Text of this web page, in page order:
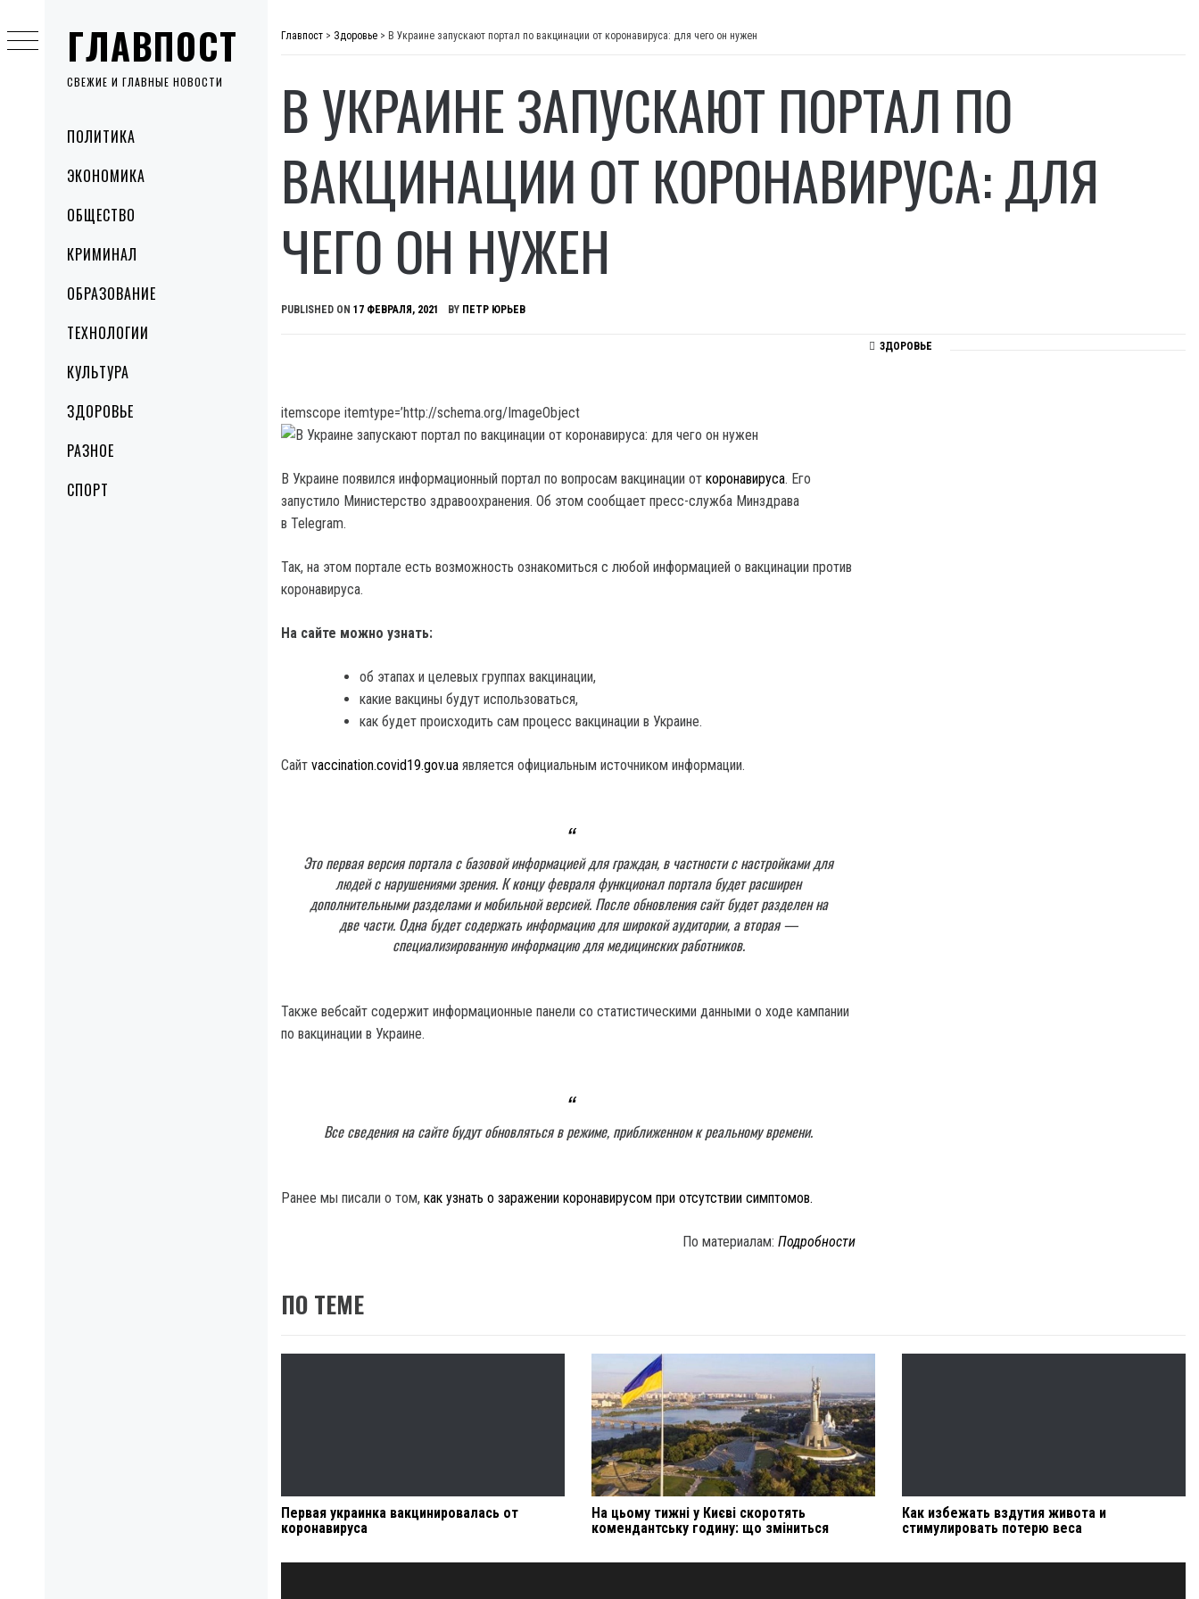
ГЛАВПОСТ
СВЕЖИЕ И ГЛАВНЫЕ НОВОСТИ
MenuПОЛИТИКА
ЭКОНОМИКА
ОБЩЕСТВО
КРИМИНАЛ
ОБРАЗОВАНИЕ
ТЕХНОЛОГИИ
КУЛЬТУРА
ЗДОРОВЬЕ
РАЗНОЕ
СПОРТ
to
content
Главпост > Здоровье > В Украине запускают портал по вакцинации от коронавируса: для чего он нужен
В УКРАИНЕ ЗАПУСКАЮТ ПОРТАЛ ПО
ВАКЦИНАЦИИ ОТ КОРОНАВИРУСА: ДЛЯ
ЧЕГО ОН НУЖЕН
PUBLISHED ON 17 ФЕВРАЛЯ, 2021 BY ПЕТР ЮРЬЕВ
itemscope itemtype=’http://schema.org/ImageObject
В Украине появился информационный портал по вопросам вакцинации от коронавируса. Его
запустило Министерство здравоохранения. Об этом сообщает пресс-служба Минздрава
в Telegram.
Так, на этом портале есть возможность ознакомиться с любой информацией о вакцинации против
коронавируса.
На сайте можно узнать:
об этапах и целевых группах вакцинации,
какие вакцины будут использоваться,
как будет происходить сам процесс вакцинации в Украине.
Сайт vaccination.covid19.gov.ua является официальным источником информации.
Это первая версия портала с базовой информацией для граждан, в частности с настройками для
людей с нарушениями зрения. К концу февраля функционал портала будет расширен
дополнительными разделами и мобильной версией. После обновления сайт будет разделен на
две части. Одна будет содержать информацию для широкой аудитории, а вторая —
специализированную информацию для медицинских работников.
Также вебсайт содержит информационные панели со статистическими данными о ходе кампании
по вакцинации в Украине.
Все сведения на сайте будут обновляться в режиме, приближенном к реальному времени.
Ранее мы писали о том, как узнать о заражении коронавирусом при отсутствии симптомов.
По материалам:Подробности
ЗДОРОВЬЕ
ПО ТЕМЕ
Первая украинка вакцинировалась от
коронавируса
На цьому тижні у Києві скоротять
комендантську годину: що зміниться
Как избежать вздутия живота и
стимулировать потерю веса
Навигация